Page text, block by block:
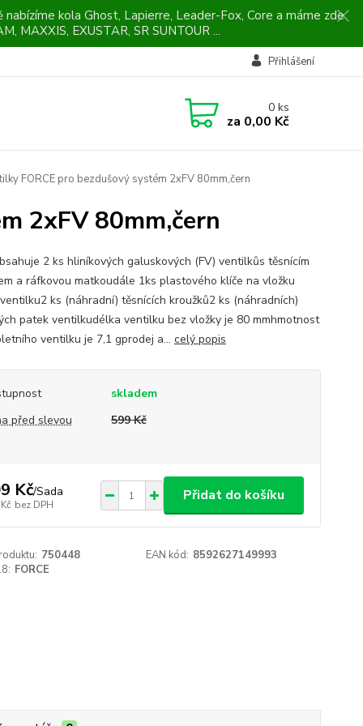
kola Ghost, Lapierre, Leader-Fox, Core a máme zde
MAXXIS, EXUSTAR, SR SUNTOUR ...
Přihlášení
0ks
za 0,00 Kč
FORCE pro bezdušový systém 2xFV 80mm,čern
2xFV 80mm,čern
2 ks hliníkových galuskových (FV) ventilkůs těsnícím
a ráfkovou matkoudále 1ks plastového klíče na vložku
ks (náhradní) těsnících kroužků2 ks (náhradních)
patek ventilkudélka ventilku bez vložky je 80 mmhmotnost
ventilku je 7,1 gprodej a... celý popis
skladem
před slevou
599 Kč
Kč/Sada
bez DPH
Přidat do košíku
750448 EAN kód: 8592627149993
FORCE